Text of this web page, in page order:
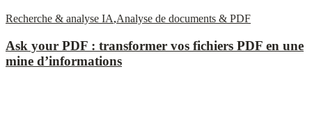
Recherche & analyse IA,Analyse de documents & PDF
Ask your PDF : transformer vos fichiers PDF en une
mine d’informations